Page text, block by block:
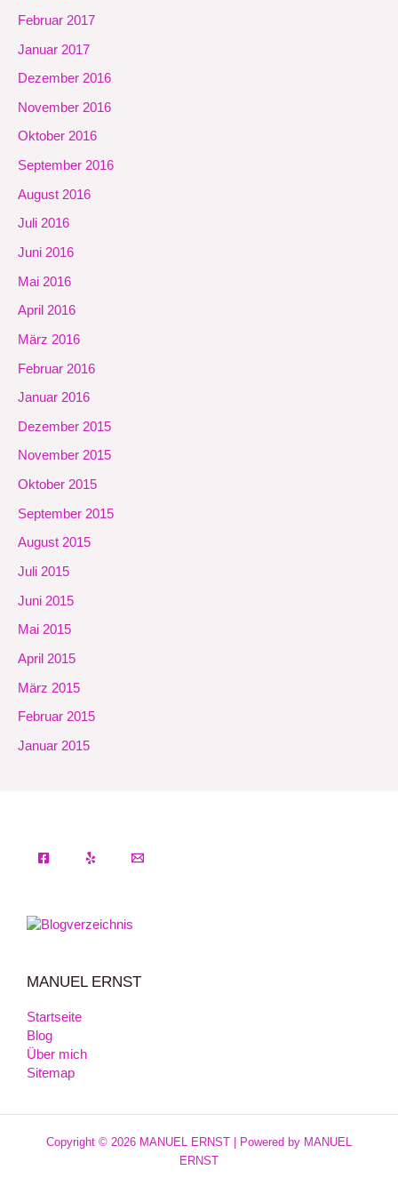
Februar 2017
Januar 2017
Dezember 2016
November 2016
Oktober 2016
September 2016
August 2016
Juli 2016
Juni 2016
Mai 2016
April 2016
März 2016
Februar 2016
Januar 2016
Dezember 2015
November 2015
Oktober 2015
September 2015
August 2015
Juli 2015
Juni 2015
Mai 2015
April 2015
März 2015
Februar 2015
Januar 2015
MANUEL ERNST
Startseite
Blog
Über mich
Sitemap
Copyright © 2026 MANUEL ERNST | Powered by MANUEL
ERNST